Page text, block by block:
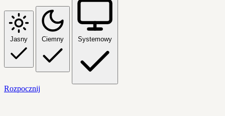
Jasny Ciemny Systemowy
Rozpocznij